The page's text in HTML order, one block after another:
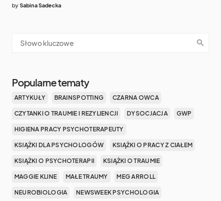
by Sabina Sadecka
Popularne tematy
ARTYKUŁY BRAINSPOTTING CZARNA OWCA
CZYTANKI O TRAUMIE I REZYLIENCJI DYSOCJACJA GWP
HIGIENA PRACY PSYCHOTERAPEUTY
KSIĄŻKI DLA PSYCHOLOGÓW KSIĄŻKI O PRACY Z CIAŁEM
KSIĄŻKI O PSYCHOTERAPII KSIĄŻKI O TRAUMIE
MAGGIE KLINE MAŁE TRAUMY MEG ARROLL
NEUROBIOLOGIA NEWSWEEK PSYCHOLOGIA